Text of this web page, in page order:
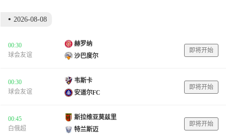
• 2026-08-08
00:30
球会友谊
赫罗纳
沙巴度尔
即将开始
00:30
球会友谊
韦斯卡
安道尔FC
即将开始
00:45
白俄超
斯拉维亚莫兹里
特兰斯迈
即将开始